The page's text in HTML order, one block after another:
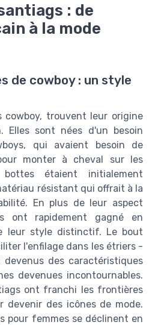
: de
à la mode
de cowboy : un style
cowboy, trouvent leur origine
Elles sont nées d'un besoin
qui avaient besoin de
monter à cheval sur les
étaient initialement
résistant qui offrait à la
En plus de leur aspect
ont rapidement gagné en
leur style distinctif. Le bout
l'enfilage dans les étriers -
des caractéristiques
devenues incontournables.
ont franchi les frontières
devenir des icônes de mode.
pour femmes se déclinent en